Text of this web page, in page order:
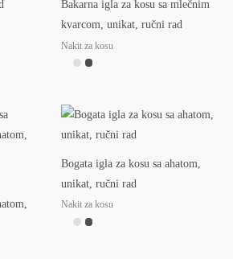
Bakarna igla za kosu sa mlečnim
kvarcom, unikat, ručni rad
Nakit za kosu
Bogata igla za kosu sa ahatom,
unikat, ručni rad
Nakit za kosu